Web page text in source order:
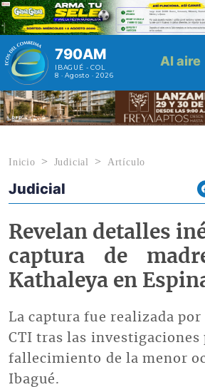
Pasar al contenido principal
790AM
IBAGUÉ - COL
8 · Agosto · 2026
Al aire
Inicio Judicial Artículo
Econoticias y Eventos
Judicial
Revelan detalles
captura de
Kathaleya en
La captura fue realizada por
CTI tras las investigaciones
fallecimiento de la menor
Ibagué.